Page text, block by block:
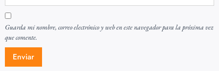
Guarda mi nombre, correo electrónico y web en este navegador para la próxima vez
que comente.